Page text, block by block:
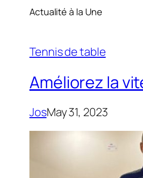
Actualité à la Une
Tennis de table
Améliorez la
JosMay 31, 2023